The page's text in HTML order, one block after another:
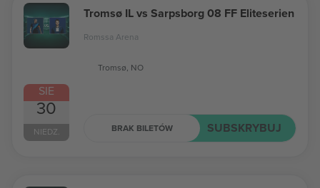
SIE
30
NIEDZ.
Tromsø IL vs Sarpsborg 08 FF Eliteserien
Romssa Arena
Tromsø, NO
BRAK BILETÓW SUBSKRYBUJ